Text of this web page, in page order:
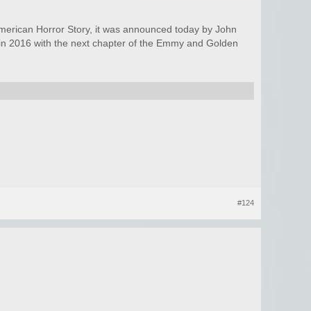
Horror Story, it was announced today by John
2016 with the next chapter of the Emmy and Golden
#124